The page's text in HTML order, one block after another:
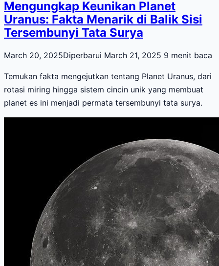
Mengungkap Keunikan Planet
Uranus: Fakta Menarik di Balik Sisi
Tersembunyi Tata Surya
March 20, 2025Diperbarui March 21, 2025 9 menit baca
Temukan fakta mengejutkan tentang Planet Uranus, dari
rotasi miring hingga sistem cincin unik yang membuat
planet es ini menjadi permata tersembunyi tata surya.